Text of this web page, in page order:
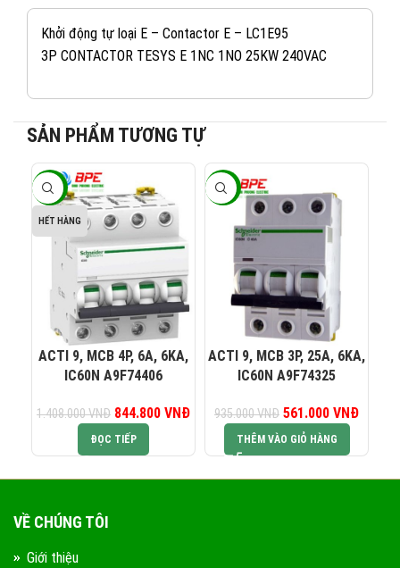
Khởi động tự loại E – Contactor E – LC1E95
3P CONTACTOR TESYS E 1NC 1NO 25KW 240VAC
SẢN PHẨM TƯƠNG TỰ
-40%
HẾT HÀNG
ACTI 9, MCB 4P, 6A, 6KA,
IC60N A9F74406
1.408.000VNĐ
Giá gốc là:
1.408.000 VNĐ.
844.800 VNĐ Giá hiện tại là:
844.800 VNĐ.
ĐỌC TIẾP
-40%
ACTI 9, MCB 3P, 25A, 6KA,
IC60N A9F74325
935.000VNĐ
Giá gốc là:
935.000 VNĐ.
561.000 VNĐ
THÊM VÀO GIỎ HÀNG
VỀ CHÚNG TÔI
Giới thiệu
KINH DOANH 1: 082 234 2688
KINH DOANH 2: 0965 101 613
KINH DOANH 3: 0824 927 568
KINH DOANH 4: 0823 944 186